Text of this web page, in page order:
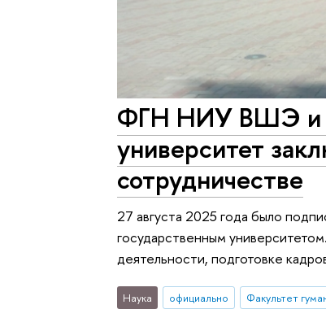
ФГН НИУ ВШЭ и
университет
сотрудничестве
27 августа 2025 года было
государственным
деятельности, подготовке
Наука официально Факультет